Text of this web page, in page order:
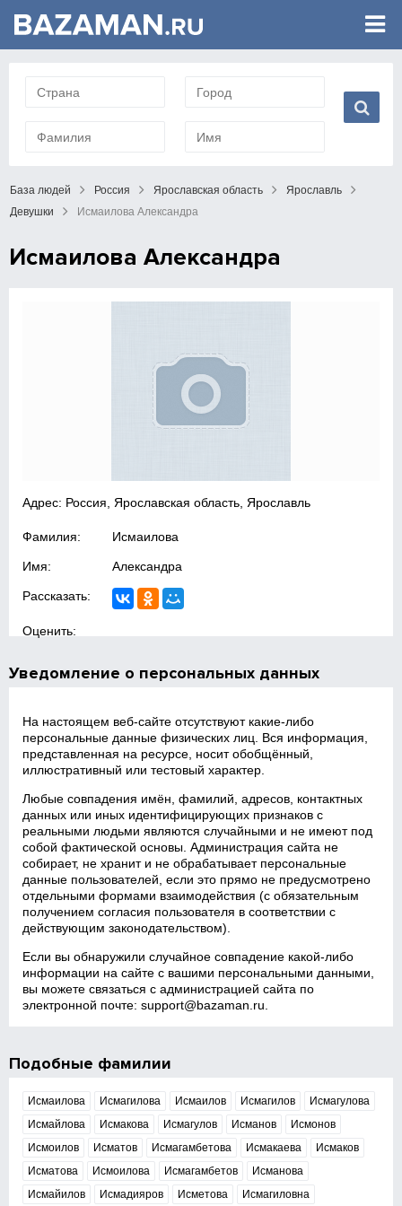
База людей Россия Ярославская область
Ярославль
Девушки
Исмаилова Александра
Исмаилова Александра
Адрес: Россия, Ярославская область, Ярославль
Фамилия: Исмаилова
Имя: Александра
Рассказать:
Оценить:
Уведомление о персональных данных
На настоящем веб‑сайте отсутствуют какие‑либо
персональные данные физических лиц. Вся информация,
представленная на ресурсе, носит обобщённый,
иллюстративный или тестовый характер.
Любые совпадения имён, фамилий, адресов, контактных
данных или иных идентифицирующих признаков с
реальными людьми являются случайными и не имеют под
собой фактической основы. Администрация сайта не
собирает, не хранит и не обрабатывает персональные
данные пользователей, если это прямо не предусмотрено
отдельными формами взаимодействия (с обязательным
получением согласия пользователя в соответствии с
действующим законодательством).
Если вы обнаружили случайное совпадение какой‑либо
информации на сайте с вашими персональными данными,
вы можете связаться с администрацией сайта по
электронной почте:support@bazaman.ru
Подобные фамилии
Исмаилова Исмагилова Исмаилов Исмагилов
Исмагулова
Исмайлова
Исмакова Исмагулов Исманов
Исмонов
Исмоилов
Исматов Исмагамбетова Исмакаева
Исмаков
Исматова
Исмоилова Исмагамбетов
Исманова
Исмайилов
Исмадияров Исметова Исмагиловна